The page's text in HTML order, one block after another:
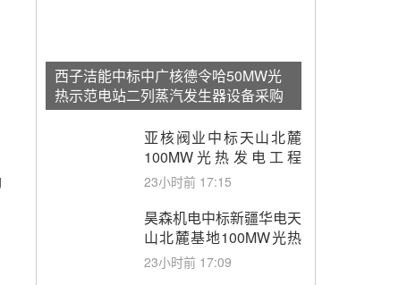
西子洁能中标中广核德令哈50MW光
热示范电站二列蒸汽发生器设备采购
亚核阀业中标天山北麓
100MW光热发电工程
EPC总承包项目熔盐截
购
23小时前 17:15
昊森机电中标新疆华电天
山北麓基地100MW光热
发电工程EPC总承包项
23小时前 17:09